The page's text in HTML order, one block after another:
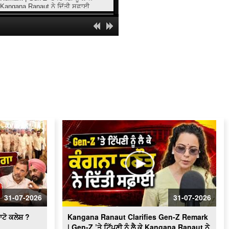
Kangana Ranaut ਨੇ ਦਿੱਤੀ ਸਫ਼ਾਈ
ਮਕਰ ਦੁਆਰ ਦੇ ਬਾਹਰ ਕੀਤੀ ਨਾਅਰੇਬਾਜ਼ੀ
LIVE
ਅਰਦਾਸ ਸਮਾਗਮ ਸੰਬੰਧੀ SGPC ਸਕੱਤਰ
ਬਲਵਿੰਦਰ ਸਿੰਘ ਕਾਹਲਵਾਂ ਵਲੋਂ ਜਾਣਕਾਰੀ
IMBA ਪ੍ਰੋਗਰਾਮ ਵਿਚ ਪਹੁੰਚਣ ਵਾਲੇ 80
ਵਿਦਿਆਰਥੀਆਂ ਚੋਂ ਇਕ ਹੈ ਗੁਰਦਾਸਪੁਰ ਦਾ
ਰਿਤਿਸ਼ ਮਹਾਜਨ
ਦਲ ਖ਼ਾਲਸਾ ਦੇ ਬਾਨੀ ਭਾਈ ਗਜਿੰਦਰ ਸਿੰਘ ਦੀ
ਦੂਜੀ ਬਰਸੀ ਮੌਕੇ ਪੰਥਕ ਸ਼ਰਧਾਂਜਲੀ ਸਮਾਗਮ
ਅੰਮ੍ਰਿਤਸਰ ਏਅਰਪੋਰਟ 'ਤੇ ਜੋੜ ਮੇਲੇ ਦੀਆਂ
31-07-2026
ਕਲੇਸ਼ ?
31-07-2026
Kangana Ranaut Clarifies Gen-Z Remark